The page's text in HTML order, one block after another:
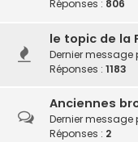
Réponses : 806
le topic de la
Dernier message
Réponses : 1183
Anciennes
Dernier message
Réponses : 2